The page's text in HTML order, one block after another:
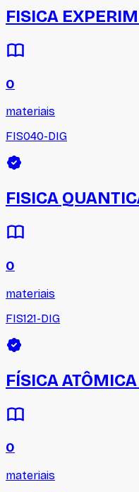
FISICA
0
materiais
FIS040-DIG
FISICA
0
materiais
FIS121-DIG
FÍSICA
0
materiais